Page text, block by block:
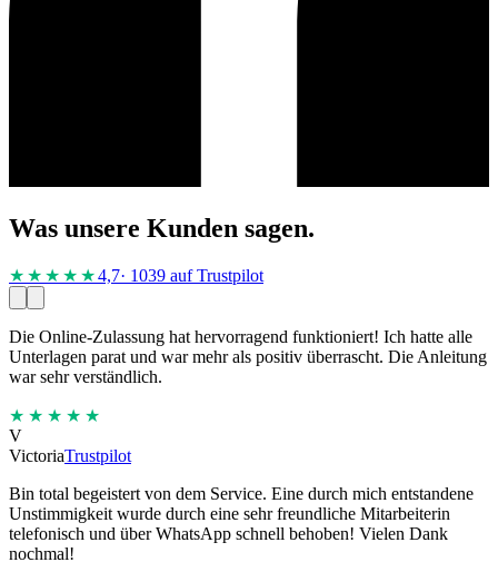
Was unsere Kunden sagen.
★★★★ ★4,7· 1039 auf Trustpilot
Die Online-Zulassung hat hervorragend funktioniert! Ich hatte alle
Unterlagen parat und war mehr als positiv überrascht. Die Anleitung
war sehr verständlich.
★★★★★
V
VictoriaTrustpilot
Bin total begeistert von dem Service. Eine durch mich entstandene
Unstimmigkeit wurde durch eine sehr freundliche Mitarbeiterin
telefonisch und über WhatsApp schnell behoben! Vielen Dank
nochmal!